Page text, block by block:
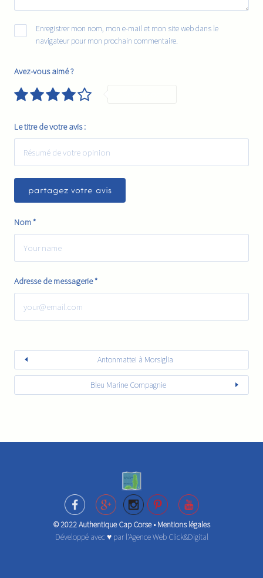
Nom*
Adresse de messagerie*
Enregistrer mon nom, mon e-mail et mon site web dans le
navigateur pour mon prochain commentaire.
Avez-vous aimé ?
Le titre de votre avis :
Antonmattei à Morsiglia
Bleu Marine Compagnie
© 2022 Authentique Cap Corse •Mentions légales
Développé avec ♥ par l'Agence Web Click&Digital